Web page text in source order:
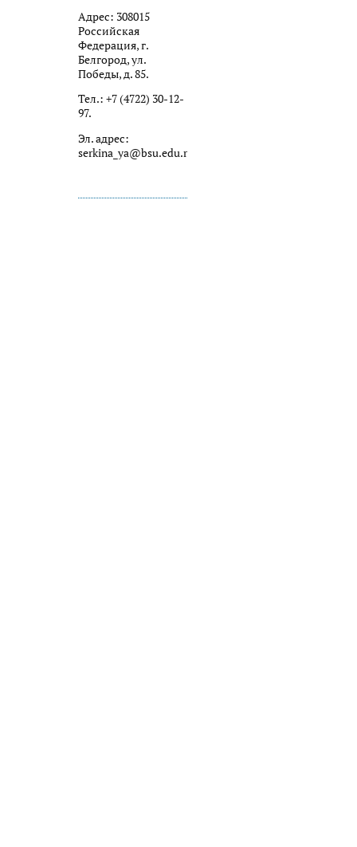
Адрес: 308015
Российская
Федерация, г.
Белгород, ул.
Победы, д. 85.
Тел.: +7 (4722) 30-12-
97.
Эл. адрес:
serkina_ya@bsu.edu.ru